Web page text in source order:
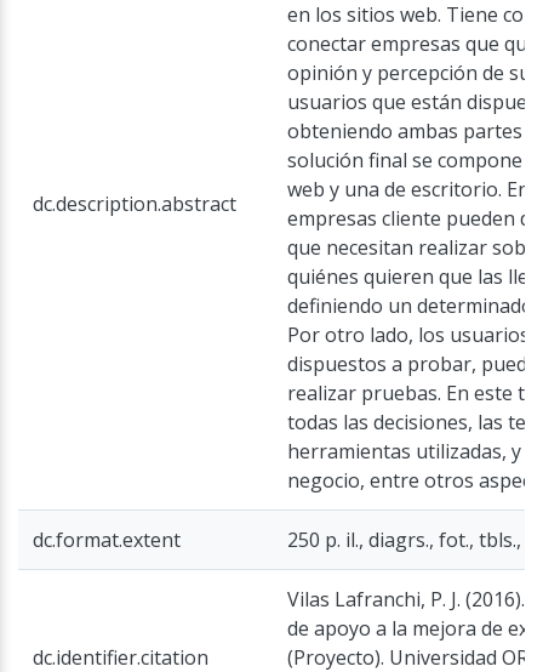
dc.description.abstract
en los sitios web. Tiene
conectar empresas que
opinión y percepción de
usuarios que están
obteniendo ambas partes
solución final se compone
web y una de escritorio. En
empresas cliente pueden
que necesitan realizar
quiénes quieren que las
definiendo un determinado
Por otro lado, los usuarios
dispuestos a probar,
realizar pruebas. En este
todas las decisiones, las
herramientas utilizadas, y
negocio, entre otros
dc.format.extent 250 p. il., diagrs., fot., tbls.,
dc.identifier.citation
Vilas Lafranchi, P. J.
de apoyo a la mejora de
(Proyecto). Universidad